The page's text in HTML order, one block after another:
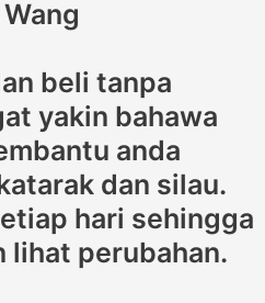
beli tanpa
yakin bahawa
anda
dan silau.
hari sehingga
lihat perubahan.